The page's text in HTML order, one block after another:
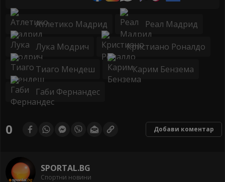
Атлетико Мадрид Реал Мадрид
Лука Модрич Кристиано Роналдо
Тиаго Мендеш Карим Бензема
Габи Фернандес
0 Добави коментар
SPORTAL.BG
Спортни новини